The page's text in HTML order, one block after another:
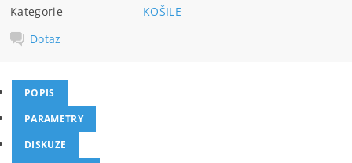
Kategorie
KOŠILE
Dotaz
POPIS
PARAMETRY
DISKUZE